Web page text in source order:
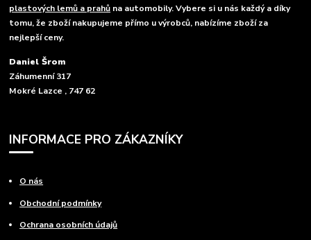
plastových lemů a prahů na automobily. Vybere si u nás každý a díky
tomu, že zboží nakupujeme přímo u výrobců, nabízíme zboží za
nejlepší ceny.
Daniel Šrom
Záhumenní 317
Mokré Lazce , 747 62
INFORMACE PRO ZÁKAZNÍKY
O nás
Obchodní podmínky
Ochrana osobních údajů